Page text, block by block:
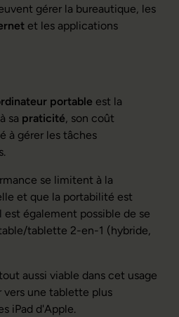
gérer la bureautique, les
et les applications
portable est la
sa praticité, son coût
à gérer les tâches
se limitent à la
et que la portabilité est
également possible de se
tablette 2-en-1 (hybride,
aussi viable dans cet usage
une tablette plus
iPad d'Apple.